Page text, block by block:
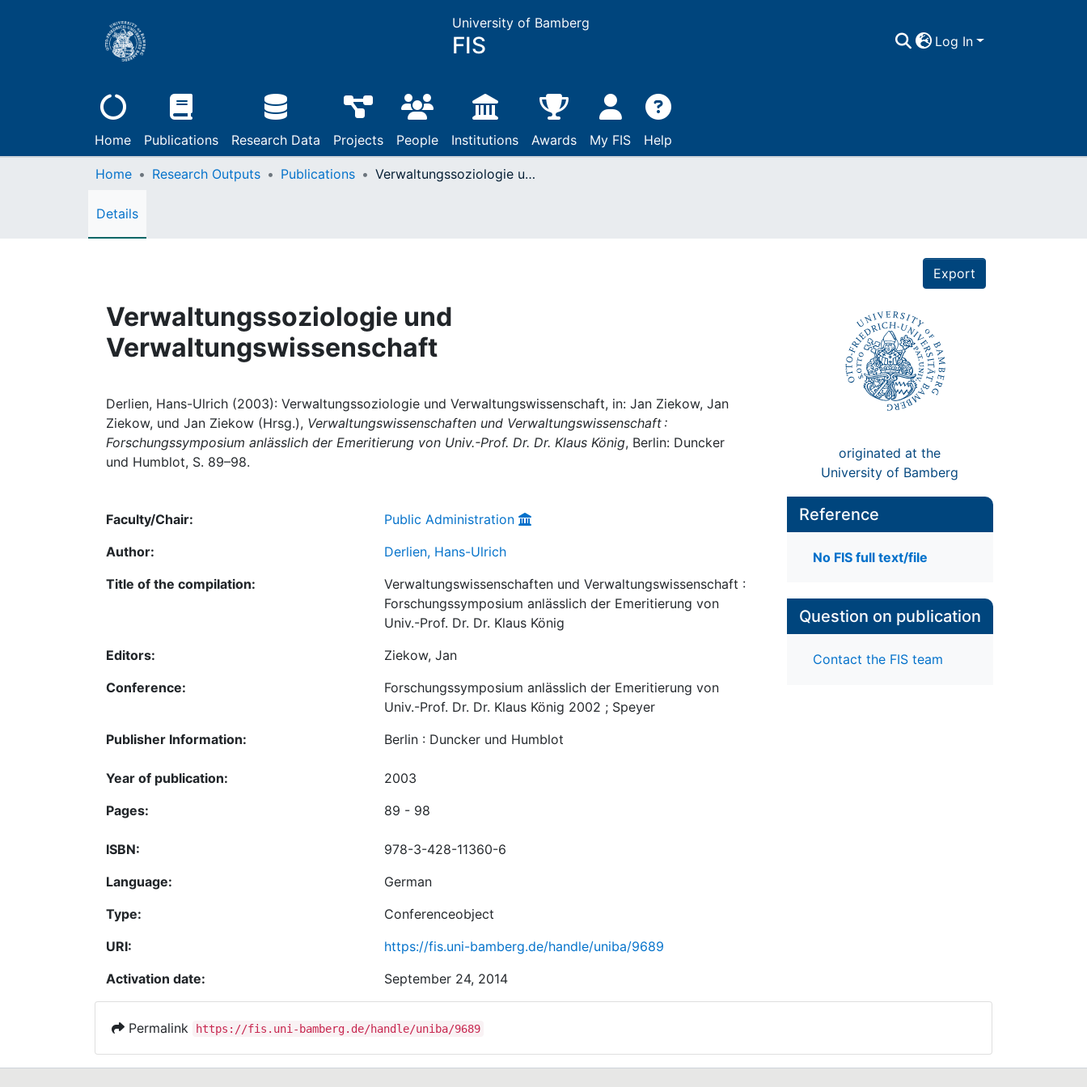
University of Bamberg
FIS Log In
Home Publications Research Data Projects People Institutions Awards My FIS Help
Home Research Outputs Publications Verwaltungssoziologie und Verwaltungswissenschaft
Details
Export
Verwaltungssoziologie und
Verwaltungswissenschaft
Derlien, Hans-Ulrich (2003): Verwaltungssoziologie und Verwaltungswissenschaft, in: Jan Ziekow, Jan
Ziekow, und Jan Ziekow (Hrsg.), Verwaltungswissenschaften und Verwaltungswissenschaft :
Forschungssymposium anlässlich der Emeritierung von Univ.-Prof. Dr. Dr. Klaus König, Berlin: Duncker
und Humblot, S. 89–98.
originated at the
University of Bamberg
Faculty/Chair:
Public Administration
Author:
Derlien, Hans-Ulrich
Title of the compilation:
Verwaltungswissenschaften und Verwaltungswissenschaft :
Forschungssymposium anlässlich der Emeritierung von
Univ.-Prof. Dr. Dr. Klaus König
Editors:
Ziekow, Jan
Conference:
Forschungssymposium anlässlich der Emeritierung von
Univ.-Prof. Dr. Dr. Klaus König 2002 ; Speyer
Publisher Information:
Berlin : Duncker und Humblot
Year of publication:
2003
Pages:
89 - 98
ISBN:
978-3-428-11360-6
Language:
German
Type:
Conferenceobject
URI:
https://fis.uni-bamberg.de/handle/uniba/9689
Activation date:
September 24, 2014
Reference
No FIS full text/file
Question on publication
Contact the FIS team
Permalink https://fis.uni-bamberg.de/handle/uniba/9689